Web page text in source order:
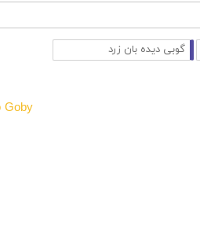
گوبی دیده بان زرد
Goby